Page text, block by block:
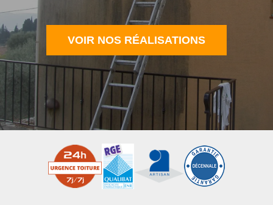
VOIR NOS RÉALISATIONS